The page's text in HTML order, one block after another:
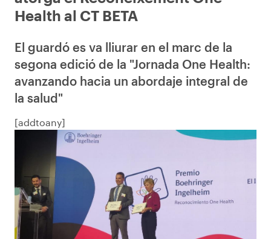
Health al CT BETA
El guardó es va lliurar en el marc de la
segona edició de la "Jornada One Health:
avanzando hacia un abordaje integral de
la salud"
[addtoany]